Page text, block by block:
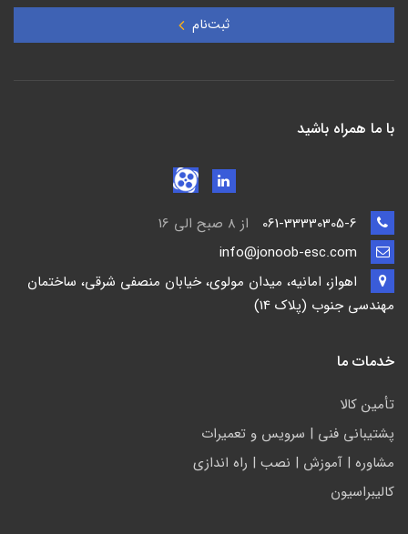
ثبت‌نام
با ما همراه باشید
از 8 صبح الی 16
اهواز، امانیه، میدان مولوی، خیابان منصفی شرقی، ساختمان
مهندسی جنوب (پلاک 14)
خدمات ما
تأمين كالا
پشتيباني فني | سرويس و تعمیرات
مشاوره | آموزش | نصب | راه اندازی
کالیبراسیون